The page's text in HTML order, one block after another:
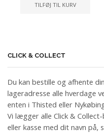
TILFØJ TIL KURV
CLICK & COLLECT
Du kan bestille og afhente
lageradresse alle hverdage
enten i Thisted eller
Vi lægger alle Click &
eller kasse med dit navn på,